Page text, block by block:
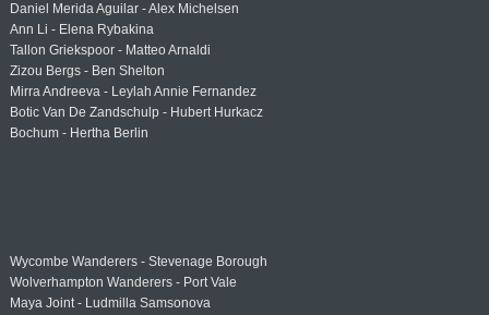
Daniel Merida Aguilar - Alex Michelsen
Ann Li - Elena Rybakina
Tallon Griekspoor - Matteo Arnaldi
Zizou Bergs - Ben Shelton
Mirra Andreeva - Leylah Annie Fernandez
Botic Van De Zandschulp - Hubert Hurkacz
Bochum - Hertha Berlin
Wycombe Wanderers - Stevenage Borough
Wolverhampton Wanderers - Port Vale
Maya Joint - Ludmilla Samsonova